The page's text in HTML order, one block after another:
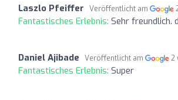
Laszlo Pfeiffer Veröffentlicht am
Fantastisches Erlebnis: Sehr freundlich.
Daniel Ajibade Veröffentlicht am 2
Fantastisches Erlebnis: Super